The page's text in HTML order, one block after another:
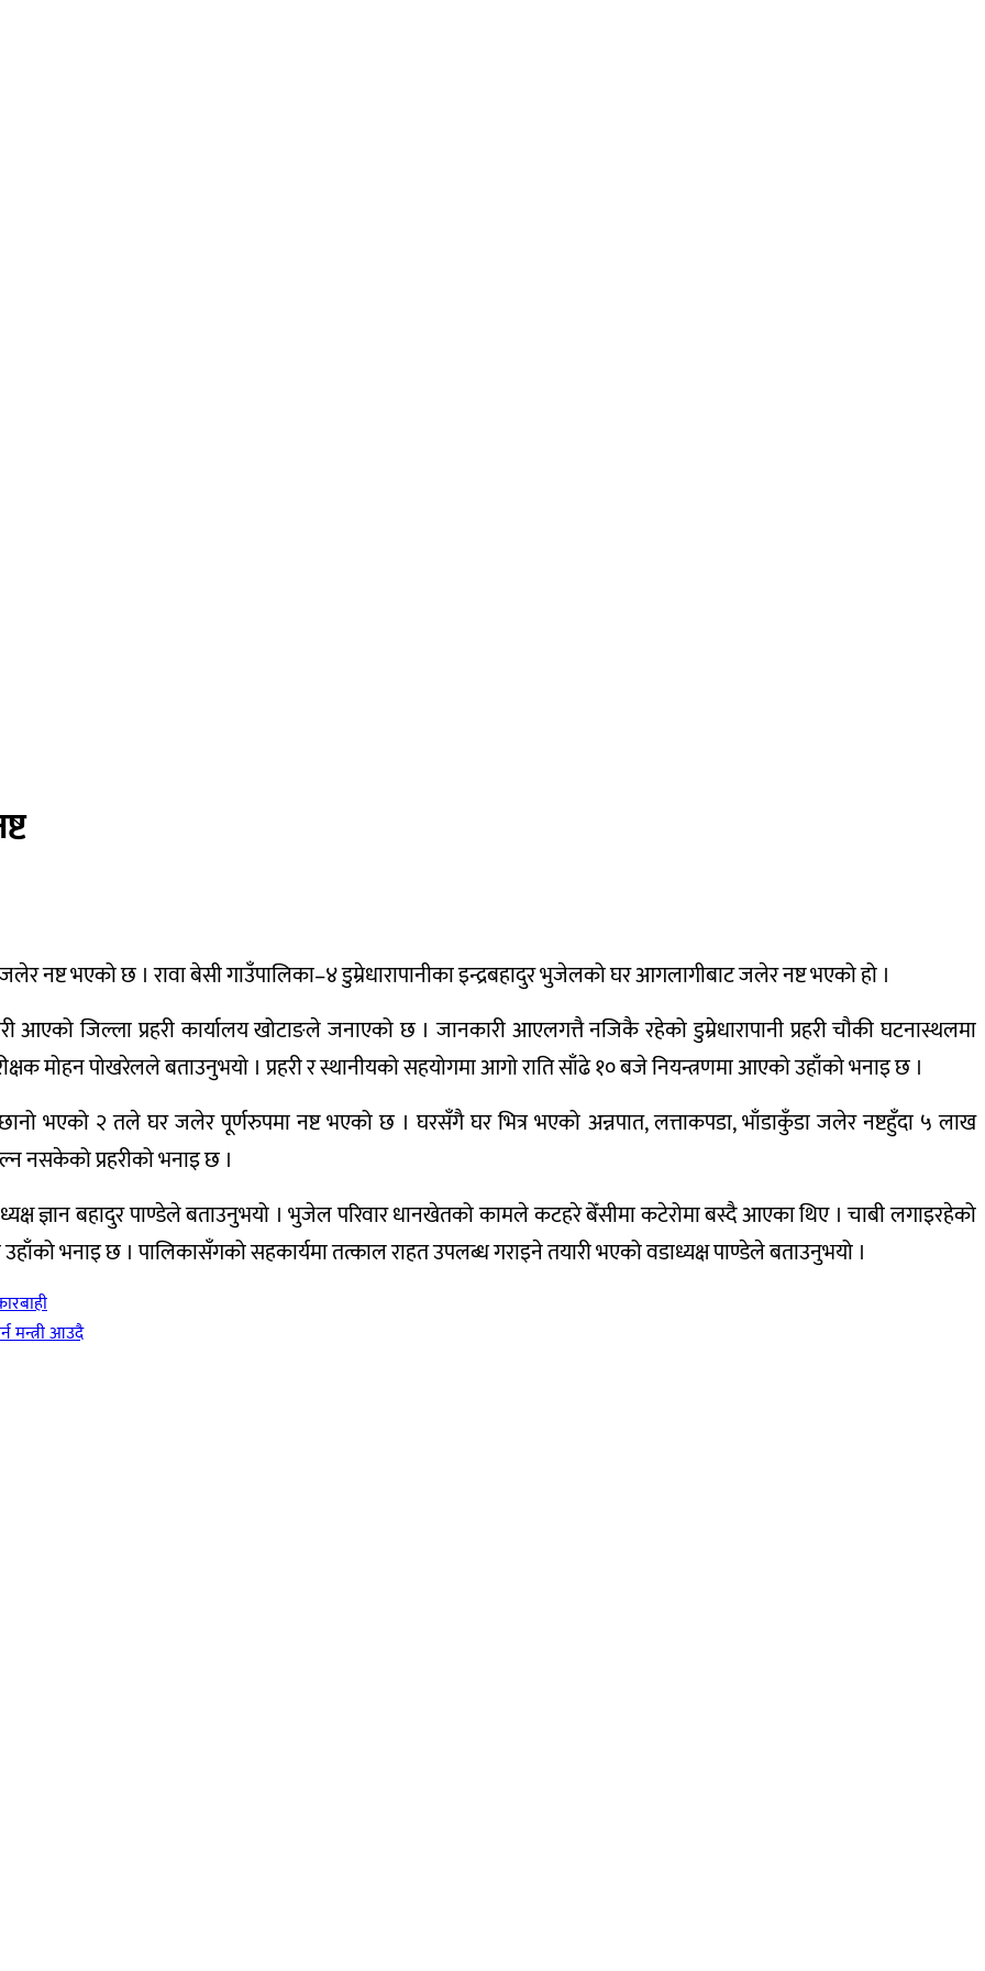
नष्ट भएको छ । रावा बेसी गाउँपालिका–४ डुम्रेधारापानीका इन्द्रबहादुर भुजेलको घर आगलागीबाट जलेर नष्ट भएको हो ।
जिल्ला प्रहरी कार्यालय खोटाङले जनाएको छ । जानकारी आएलगत्तै नजिकै रहेको डुम्रेधारापानी प्रहरी चौकी घटनास्थलमा
मोहन पोखरेलले बताउनुभयो । प्रहरी र स्थानीयको सहयोगमा आगो राति साँढे १० बजे नियन्त्रणमा आएको उहाँको भनाइ छ ।
भएको २ तले घर जलेर पूर्णरुपमा नष्ट भएको छ । घरसँगै घर भित्र भएको अन्नपात, लत्ताकपडा, भाँडाकुँडा जलेर नष्टहुँदा ५ लाख
नसकेको प्रहरीको भनाइ छ ।
ज्ञान बहादुर पाण्डेले बताउनुभयो । भुजेल परिवार धानखेतको कामले कटहरे बेँसीमा कटेरोमा बस्दै आएका थिए । चाबी लगाइरहेको
भनाइ छ । पालिकासँगको सहकार्यमा तत्काल राहत उपलब्ध गराइने तयारी भएको वडाध्यक्ष पाण्डेले बताउनुभयो ।
मन्त्री आउदै